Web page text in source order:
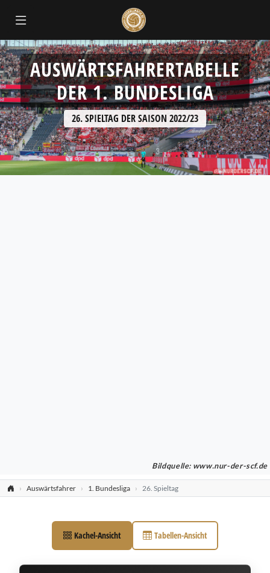
AUSWÄRTSFAHRERTABELLE
DER 1. BUNDESLIGA
26. SPIELTAG DER SAISON 2022/23
Bildquelle: www.nur-der-scf.de
Auswärtsfahrer 1. Bundesliga 26. Spieltag
Kachel-Ansicht Tabellen-Ansicht